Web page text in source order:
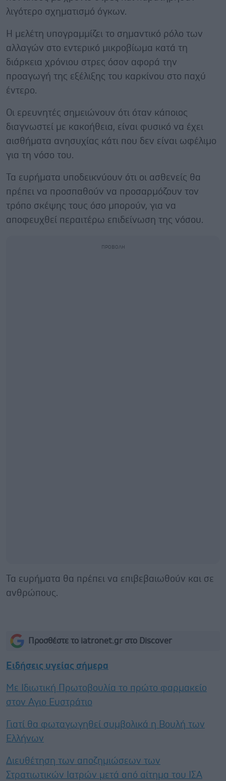
λιγότερο σχηματισμό όγκων.
Η μελέτη υπογραμμίζει το σημαντικό ρόλο των
αλλαγών στο εντερικό μικροβίωμα κατά τη
διάρκεια χρόνιου στρες όσον αφορά την
προαγωγή της εξέλιξης του καρκίνου στο παχύ
έντερο.
Οι ερευνητές σημειώνουν ότι όταν κάποιος
διαγνωστεί με κακοήθεια, είναι φυσικό να έχει
αισθήματα ανησυχίας κάτι που δεν είναι ωφέλιμο
για τη νόσο του.
Τα ευρήματα υποδεικνύουν ότι οι ασθενείς θα
πρέπει να προσπαθούν να προσαρμόζουν τον
τρόπο σκέψης τους όσο μπορούν, για να
αποφευχθεί περαιτέρω επιδείνωση της νόσου.
Τα ευρήματα θα πρέπει να επιβεβαιωθούν και σε
ανθρώπους.
Προσθέστε το iatronet.gr στο Discover
Ειδήσεις υγείας σήμερα
Με Ιδιωτική Πρωτοβουλία το πρώτο φαρμακείο
στον Αγιο Ευστράτιο
Γιατί θα φωταγωγηθεί συμβολικά η Βουλή των
Ελλήνων
Διευθέτηση των αποζημιώσεων των
Στρατιωτικών Ιατρών μετά από αίτημα του ΙΣΑ